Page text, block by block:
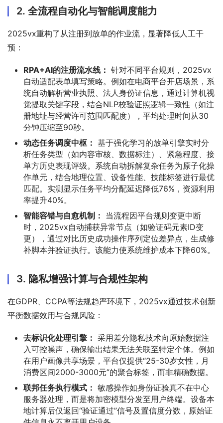
2. 全流程自动化与智能调度能力
2025vx重构了从注册到放单的作业流，显著降低人工干
预：
RPA+AI的注册流水线： 针对不同平台规则，2025vx
自动适配表单填写策略。例如在电商平台开店场景，系
统自动解析营业执照、法人身份证信息，通过计算机视
觉提取关键字段，结合NLP校验证照逻辑一致性（如注
册地址与经营许可范围匹配度），平均处理时间从30
分钟压缩至90秒。
动态任务调度中枢： 基于强化学习的放单引擎实时分
析任务类型（如内容审核、数据标注）、紧急程度、接
单方历史表现评级。系统自动拆解复杂任务为原子化操
作单元，结合地理位置、设备性能、技能标签进行最优
匹配。实测显示任务平均分配延迟降低76%，资源利用
率提升40%。
智能容错与自愈机制： 当流程因平台规则变更中断
时，2025vx自动捕获异常节点（如验证码元素ID变
更），通过对比历史成功操作序列定位差异点，生成修
补脚本并验证执行。该能力使系统维护成本下降60%。
3. 隐私增强计算与合规性架构
在GDPR、CCPA等法规趋严环境下，2025vx通过技术创新
平衡数据效用与合规风险：
去标识化处理引擎： 采用差分隐私技术向原始数据注
入可控噪声，确保输出结果无法关联至特定个体。例如
在用户画像共享场景，平台仅提供“25-30岁女性，月
消费区间2000-3000元”的聚合标签，而非精确数据。
联邦任务执行模式： 敏感操作如身份证验真不在中心
服务器处理，而是将加密模型分发至用户终端。设备本
地计算后仅返回“验证通过”信号及置信度分数，原始证